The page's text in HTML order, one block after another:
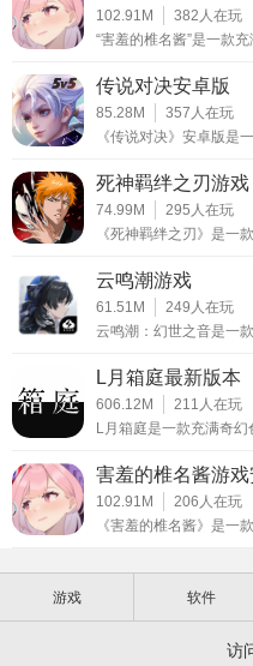
102.91M 382 人在玩
“害羞的椎名酱”是一款
传说对决安卓版
85.28M 357 人在玩
《传说对决》安卓版是
死神羁绊之刃游戏
74.99M 295 人在玩
《死神羁绊之刃》是一
云鸣潮游戏
61.51M 249 人在玩
云鸣潮：幻世之音是一
L月箱庭最新版本
606.12M 211 人在玩
L月箱庭是一款充满奇
害羞的椎名酱游戏
102.91M 206 人在玩
《害羞的椎名酱》是一
游戏 软件
访